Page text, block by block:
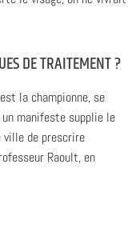
DE TRAITEMENT ?
la championne, se
manifeste supplie le
ville de prescrire
Raoult, en